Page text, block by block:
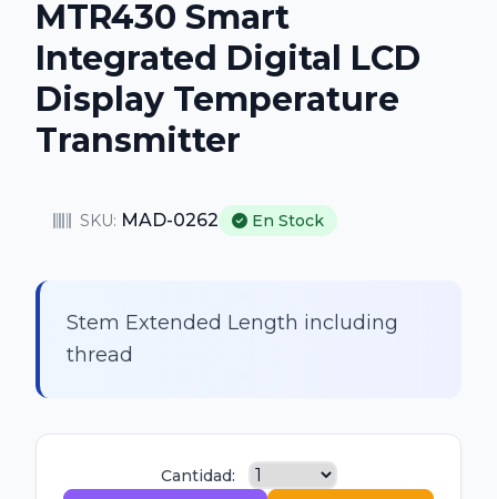
MTR430 Smart
Integrated Digital LCD
Display Temperature
Transmitter
SKU: MAD-0262 En Stock
Stem Extended Length including
thread
Cantidad: